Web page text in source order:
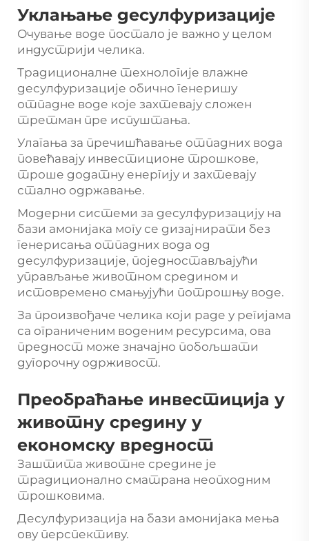
Уклањање десулфуризације
Очување воде постало је важно у целом
индустрији челика.
Традиционалне технологије влажне
десулфуризације обично генеришу
отпадне воде које захтевају сложен
третман пре испуштања.
Улагања за пречишћавање отпадних вода
повећавају инвестиционе трошкове,
троше додатну енергију и захтевају
стално одржавање.
Модерни системи за десулфуризацију на
бази амонијака могу се дизајнирати без
генерисања отпадних вода од
десулфуризације, поједностављајући
управљање животном средином и
истовремено смањујући потрошњу воде.
За произвођаче челика који раде у регијама
са ограниченим воденим ресурсима, ова
предност може значајно побољшати
дугорочну одрживост.
Преобраћање инвестиција у
животну средину у
економску вредност
Заштита животне средине је
традиционално сматрана неопходним
трошковима.
Десулфуризација на бази амонијака мења
ову перспективу.